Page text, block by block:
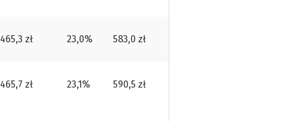
465,3 zł 23,0% 583,0 zł
465,7 zł 23,1% 590,5 zł